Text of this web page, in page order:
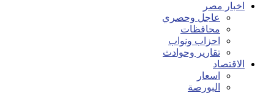
اخبار مصر
عاجل وحصري
محافظات
احزاب ونواب
تقارير وحوادث
الاقتصاد
اسعار
البورصة